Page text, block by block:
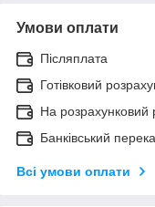
Умови оплати
Післяплата
Готівковий
На розрахунковий
Банківський
Всі умови оплати